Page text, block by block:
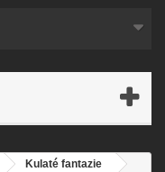
Kulaté fantazie